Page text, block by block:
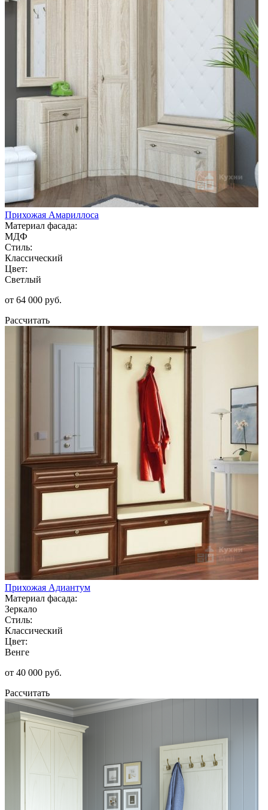
Прихожая Амариллоса
Материал фасада:
МДФ
Стиль:
Классический
Цвет:
Светлый
от 64 000 руб.
Рассчитать
Прихожая Адиантум
Материал фасада:
Зеркало
Стиль:
Классический
Цвет:
Венге
от 40 000 руб.
Рассчитать